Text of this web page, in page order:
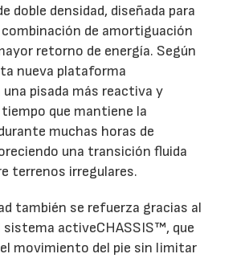
doble densidad, diseñada para
de amortiguación
retorno de energía. Según
nueva plataforma
pisada más reactiva y
que mantiene la
muchas horas de
una transición fluida
terrenos irregulares.
también se refuerza gracias al
sistema activeCHASSIS™, que
movimiento del pie sin limitar